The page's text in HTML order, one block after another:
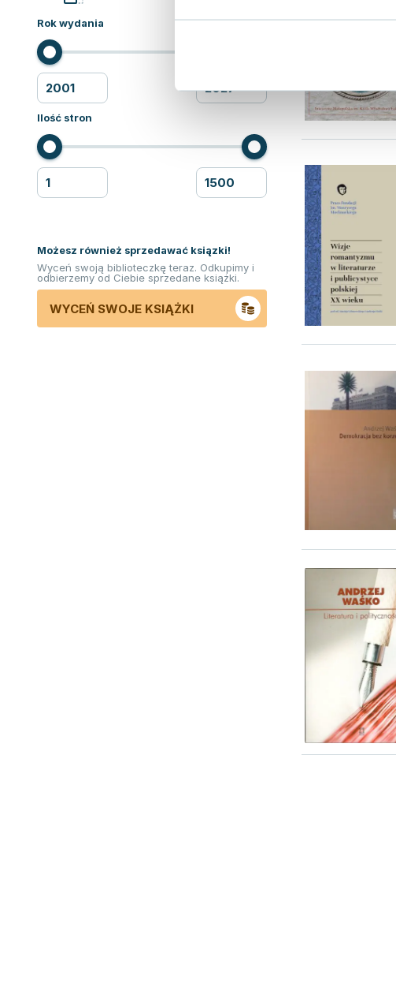
Rok wydania
Ilość stron
Możesz również sprzedawać ksiązki!
Wyceń swoją biblioteczkę teraz. Odkupimy i
odbierzemy od Ciebie sprzedane książki.
WYCEŃ SWOJE KSIĄŻKI